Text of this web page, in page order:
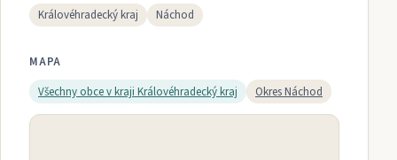
Královéhradecký kraj Náchod
MAPA
Všechny obce v kraji Královéhradecký kraj OkresNáchod